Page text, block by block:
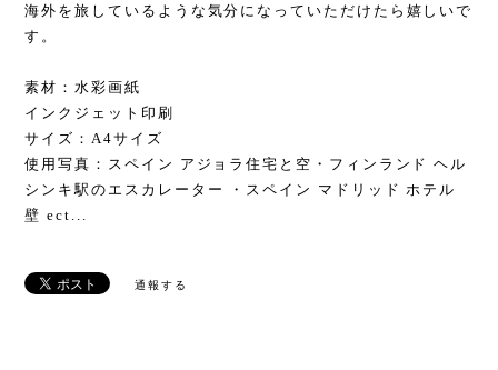
海外を旅しているような気分になっていただけたら嬉しいで
す。
素材：水彩画紙
インクジェット印刷
サイズ：A4サイズ
使用写真：スペイン アジョラ住宅と空・フィンランド ヘル
シンキ駅のエスカレーター ・スペイン マドリッド ホテル
壁 ect...
通報する